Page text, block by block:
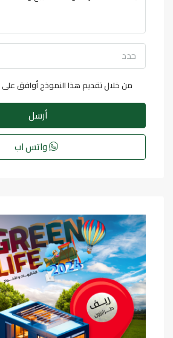
حدد
من خلال تقديم هذا النموذج أوافق على
أرسل
واتس اب